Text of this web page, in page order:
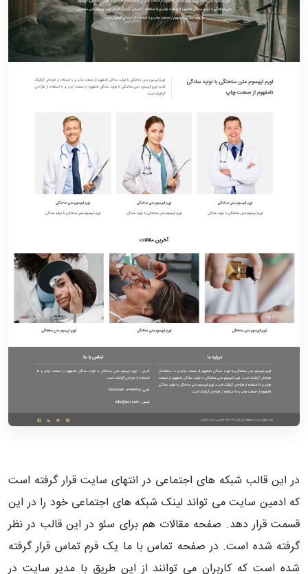
در این قالب شبکه های اجتماعی در انتهای سایت قرار گرفته است
که ادمین سایت می تواند لینک شبکه های اجتماعی خود را در این
قسمت قرار دهد. صفحه مقالات هم برای سئو در این قالب در نظر
گرفته شده است. در صفحه تماس با ما یک فرم تماس قرار گرفته
شده است که کاربران می توانند از این طریق با مدیر سایت در